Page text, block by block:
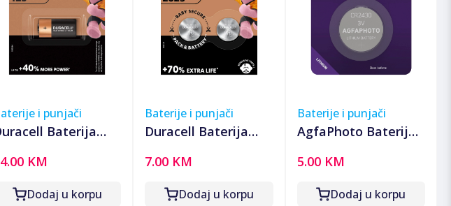
i punjači
Baterija
blister 1 kom. -
CR123A B1
KM
Dodaj u korpu
Baterije i punjači
Duracell Baterija
dugmasta, blister 2
kom - DL/CR2025
7.00 KM
Dodaj u korpu
Baterije i punjači
AgfaPhoto Baterija
dugmasta, blister 1
kom - CR2430 B1
5.00 KM
Dodaj u korpu